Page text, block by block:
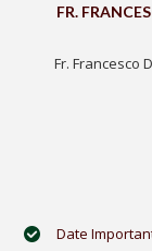
FR.
Fr. Francesco
Date